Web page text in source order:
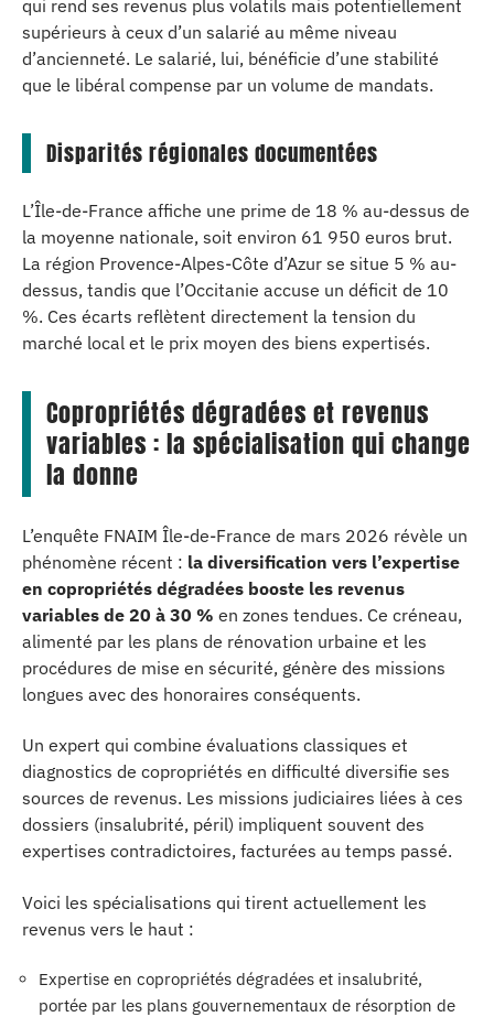
qui rend ses revenus plus volatils mais potentiellement
supérieurs à ceux d’un salarié au même niveau
d’ancienneté. Le salarié, lui, bénéficie d’une stabilité
que le libéral compense par un volume de mandats.
Disparités régionales documentées
L’Île-de-France affiche une prime de 18 % au-dessus de
la moyenne nationale, soit environ 61 950 euros brut.
La région Provence-Alpes-Côte d’Azur se situe 5 % au-
dessus, tandis que l’Occitanie accuse un déficit de 10
%. Ces écarts reflètent directement la tension du
marché local et le prix moyen des biens expertisés.
Copropriétés dégradées et revenus
variables : la spécialisation qui change
la donne
L’enquête FNAIM Île-de-France de mars 2026 révèle un
phénomène récent : la diversification vers l’expertise
en copropriétés dégradées booste les revenus
variables de 20 à 30 % en zones tendues. Ce créneau,
alimenté par les plans de rénovation urbaine et les
procédures de mise en sécurité, génère des missions
longues avec des honoraires conséquents.
Un expert qui combine évaluations classiques et
diagnostics de copropriétés en difficulté diversifie ses
sources de revenus. Les missions judiciaires liées à ces
dossiers (insalubrité, péril) impliquent souvent des
expertises contradictoires, facturées au temps passé.
Voici les spécialisations qui tirent actuellement les
revenus vers le haut :
Expertise en copropriétés dégradées et insalubrité,
portée par les plans gouvernementaux de résorption de